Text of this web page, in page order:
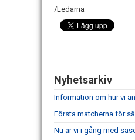
/Ledarna
Nyhetsarkiv
Information om hur vi
Första matcherna för
Nu är vi i gång med